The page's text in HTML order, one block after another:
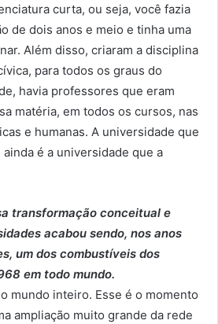
curta, ou seja, você fazia
de dois anos e meio e tinha uma
Além disso, criaram a disciplina
para todos os graus do
havia professores que eram
matéria, em todos os cursos, nas
e humanas. A universidade que
é a universidade que a
transformação conceitual e
acabou sendo, nos anos
um dos combustíveis dos
em todo mundo.
mundo inteiro. Esse é o momento
ampliação muito grande da rede